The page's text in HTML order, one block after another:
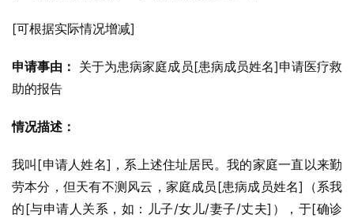
[可根据实际情况增减]
申请事由： 关于为患病家庭成员[患病成员姓名]申请医疗救
助的报告
情况描述：
我叫[申请人姓名]，系上述住址居民。我的家庭一直以来勤
劳本分，但天有不测风云，家庭成员[患病成员姓名]（系我
的[与申请人关系，如：儿子/女儿/妻子/丈夫]），于[确诊